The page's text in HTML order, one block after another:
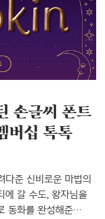
연단된 칼날」, 「던파
자이너는 두 가지
서 스스로를
터 전용서체를
Q. 네오플에서는
손글씨 폰트
버십 톡톡
다준 신비로운 마법의
에 갈 수도, 왕자님을
동화를 완성해준